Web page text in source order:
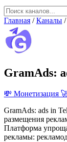
Главная / Каналы /
GramAds:
💸 Монетизация
GramAds: ads in
размещения
Платформа
рекламы: